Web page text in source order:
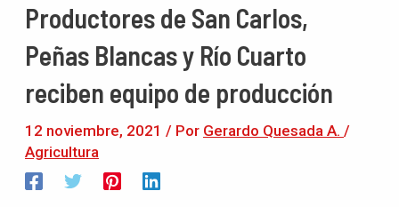
Productores de San Carlos,
Peñas Blancas y Río Cuarto
reciben equipo de producción
12 noviembre, 2021 / Por Gerardo Quesada A. /
Agricultura